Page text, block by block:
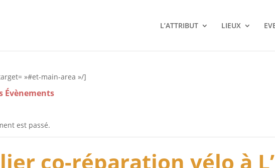
L’ATTRIBUT LIEUX
»#et-main-area »/]
Évènements
est passé.
co-réparation vélo à